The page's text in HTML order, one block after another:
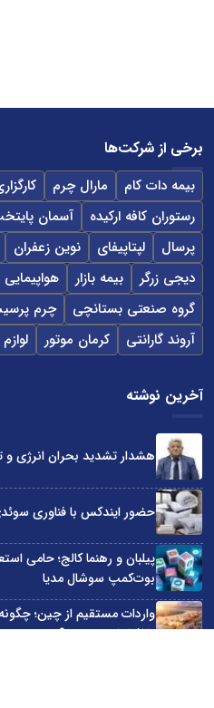
برخی از شرکت‌ها
بیمه دات کام مارال چرم
رستوران کافه ارکیده
آسمان
پرسال
لپتاپیفای نوین زعفران
دیجی زرگر
بیمه بازار
گروه صنعتی بستانچی
چرم
آروند گارانتی
کرمان موتور
آخرین نوشته
هشدار تشدید بحران انرژی و
حضور ایندکس با فناوری
پیلبان و رهنما کالج؛ حامی
بوت‌کمپ سوشال مدیا
واردات مستقیم از چین؛
را افزایش می‌دهد؟